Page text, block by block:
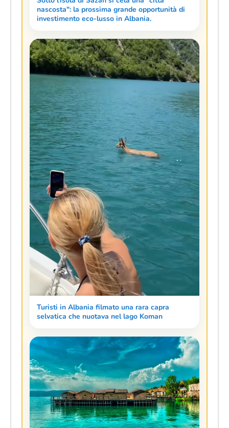
nascosta": la prossima grande opportunità di
investimento eco-lusso in Albania.
Turisti in Albania filmato una rara capra
selvatica che nuotava nel lago Koman